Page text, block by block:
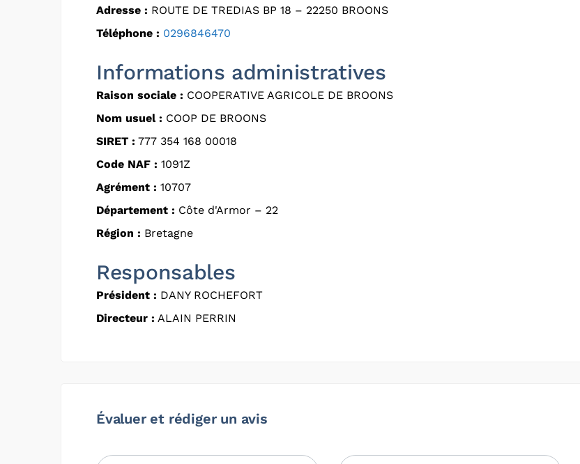
Adresse : ROUTE DE TREDIAS BP 18 – 22250 BROONS
Téléphone : 0296846470
Informations administratives
Raison sociale : COOPERATIVE AGRICOLE DE BROONS
Nom usuel : COOP DE BROONS
SIRET : 777 354 168 00018
Code NAF : 1091Z
Agrément : 10707
Département : Côte d'Armor – 22
Région : Bretagne
Responsables
Président : DANY ROCHEFORT
Directeur : ALAIN PERRIN
Évaluer et rédiger un avis